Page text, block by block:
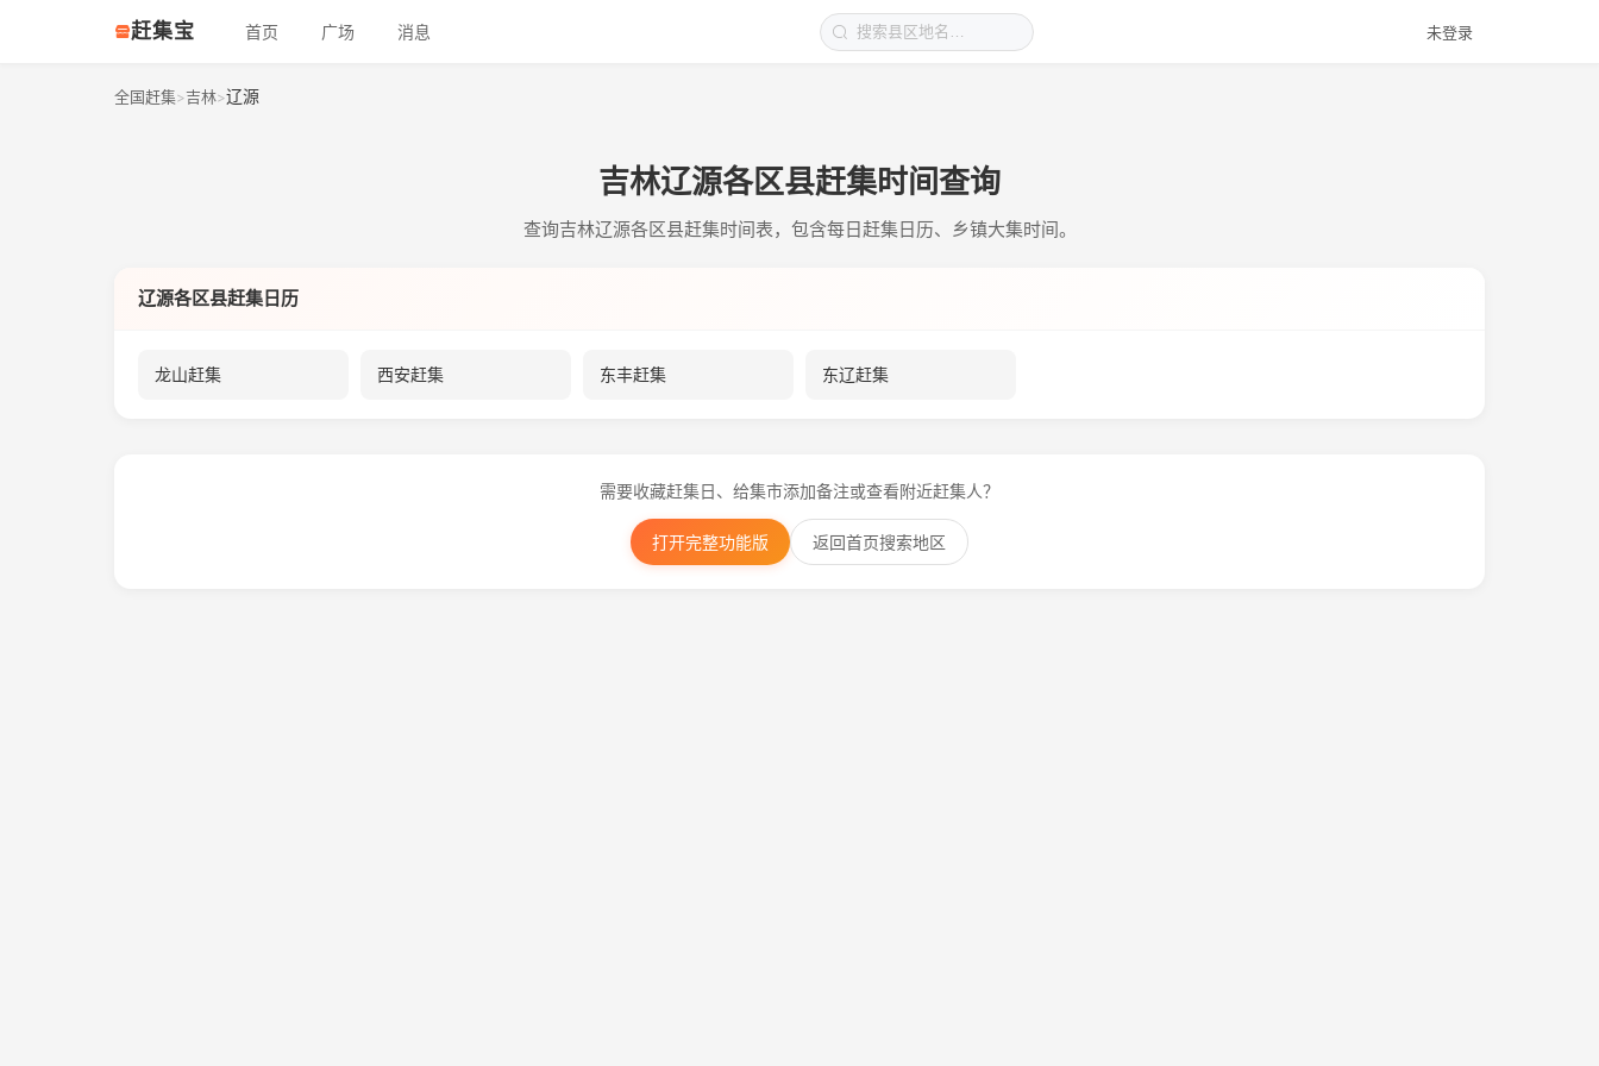
赶集宝 首页 广场 消息 未登录
全国赶集>吉林>辽源
吉林辽源各区县赶集时间查询
查询吉林辽源各区县赶集时间表，包含每日赶集日历、乡镇大集时间。
辽源各区县赶集日历
龙山赶集 西安赶集 东丰赶集 东辽赶集
需要收藏赶集日、给集市添加备注或查看附近赶集人？
打开完整功能版 返回首页搜索地区